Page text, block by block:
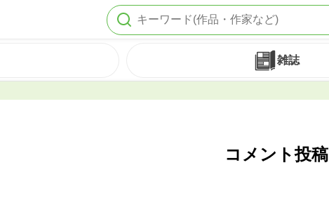
雑誌
コメント投稿